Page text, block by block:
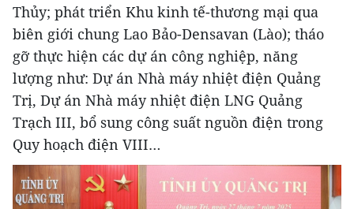
Thủy; phát triển Khu kinh tế-thương mại qua
biên giới chung Lao Bảo-Densavan (Lào); tháo
gỡ thực hiện các dự án công nghiệp, năng
lượng như: Dự án Nhà máy nhiệt điện Quảng
Trị, Dự án Nhà máy nhiệt điện LNG Quảng
Trạch III, bổ sung công suất nguồn điện trong
Quy hoạch điện VIII…